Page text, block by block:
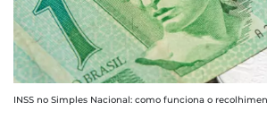
INSS no Simples Nacional: como funciona o